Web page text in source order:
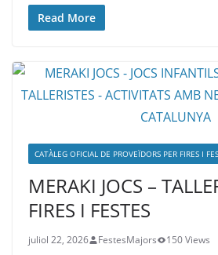
Read More
CATÀLEG OFICIAL DE PROVEÏDORS PER FIRES I
MERAKI JOCS –
FIRES I FESTES
juliol 22, 2026 FestesMajors 150 Views